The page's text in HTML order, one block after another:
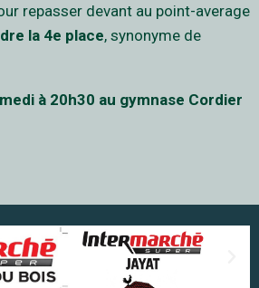
repasser devant au point-average
la 4e place, synonyme de
à 20h30 au gymnase Cordier